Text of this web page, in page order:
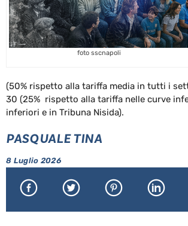
foto sscnapoli
(50% rispetto alla tariffa media in tutti i
30 (25% rispetto alla tariffa nelle curve
inferiori e in Tribuna Nisida).
PASQUALE TINA
8 Luglio 2026